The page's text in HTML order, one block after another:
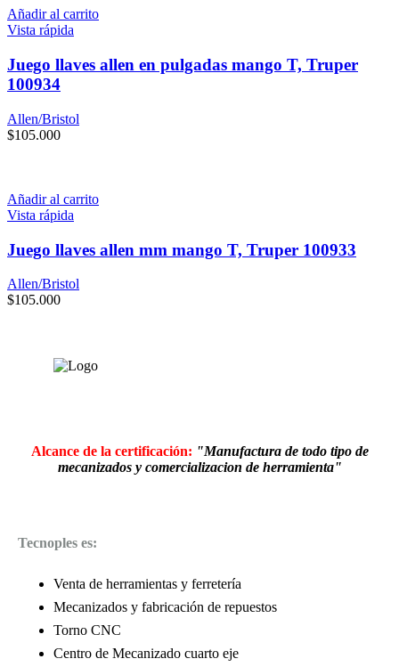
Añadir al carrito
Vista rápida
Juego llaves allen en pulgadas mango T, Truper
100934
Allen/Bristol
$105.000
Añadir al carrito
Vista rápida
Juego llaves allen mm mango T, Truper 100933
Allen/Bristol
$105.000
Alcance de la certificación: "Manufactura de todo tipo de
mecanizados y comercializacion de herramienta"
Tecnoples es:
Venta de herramientas y ferretería
Mecanizados y fabricación de repuestos
Torno CNC
Centro de Mecanizado cuarto eje